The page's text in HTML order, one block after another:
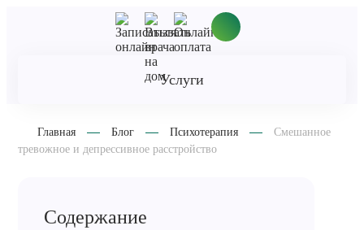
Услуги
Главная Блог Психотерапия
Смешанное
тревожное и депрессивное расстройство
Содержание